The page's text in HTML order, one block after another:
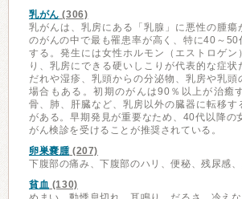
乳がん (306)
乳がんは、乳房にある「乳腺」に悪性の腫瘍
のがんの中で最も罹患率が高く、特に40～50
する。発生には女性ホルモン（エストロゲン
り、乳房にできる硬いしこりが代表的な症状
だれや湿疹、乳頭からの分泌物、乳房や乳頭
場合もある。初期のがんは90％以上が治癒
骨、肺、肝臓など、乳房以外の臓器に転移す
がある。早期発見が重要なため、40代以降の
がん検診を受けることが推奨されている。
卵巣嚢腫(207)
下腹部の痛み、下腹部のハリ、便秘、残尿感
貧血 (130)